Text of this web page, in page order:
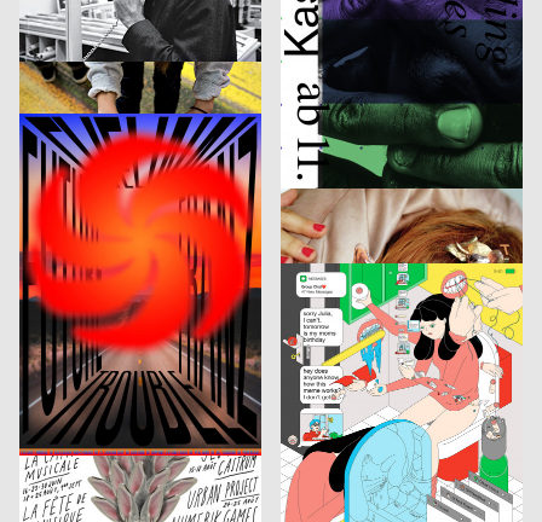
Swim City
AR Specimen
Claudiabasel Grafik & Interaktion CH
2019
Unterem Radar
Claudiabasel Grafik & Interaktion CH
2019
SAM 35
Studio Mark Bohle, Kormann Raffael D
2019
Tonight at Merlin
Data-Orbit CH
2019
Bricolage
CoDe. Zürich GmbH CH
2019
Very Much Dutch
studio VIE A
2019
Tanzquartier Wien Kampagne – Jakob Lena Knebl
Bene Rohlmann D
2019
Mike Gordon
Arbnore Toska CH
2019
Seen 2.31 PM
Atelier Poisson CH
2019
Les Étés d’Yverdon
SMILEINITIALPLUS D
2019
PANK CH
2019
Jazz Festival Willisau 2019
SUPERO CH
2019
La Plage des Six Pompes 2019
Dienstleistungsplattform Institut Visuelle Kommunikation, Hoang Nguyen CH
2019
Rob&Rose, Christian Spirig CH
2019